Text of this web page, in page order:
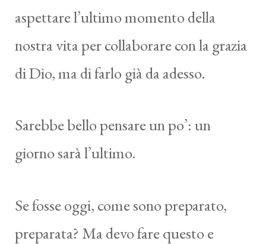
aspettare l’ultimo momento della
nostra vita per collaborare con la grazia
di Dio, ma di farlo già da adesso.
Sarebbe bello pensare un po’: un
giorno sarà l’ultimo.
Se fosse oggi, come sono preparato,
preparata? Ma devo fare questo e